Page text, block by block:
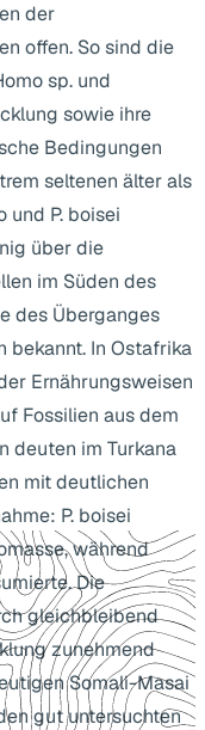
der
offen. So sind die
sp. und
sowie ihre
Bedingungen
seltenen älter als
und P. boisei
über die
im Süden des
des Überganges
bekannt. In Ostafrika
Ernährungsweisen
Fossilien aus dem
deuten im Turkana
mit deutlichen
P. boisei
während
Die
gleichbleibend
zunehmend
Somali-Masai
gut untersuchten